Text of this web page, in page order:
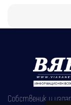
Собственик и